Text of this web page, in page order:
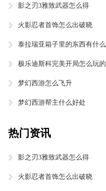
影之刃3雅致武器怎么得
火影忍者首饰怎么出破晓
泰拉瑞亚箱子里的东西有什么
极乐迪斯科完美开局怎么玩的
梦幻西游怎么飞升
梦幻西游帮主什么好处
热门资讯
影之刃3雅致武器怎么得
火影忍者首饰怎么出破晓